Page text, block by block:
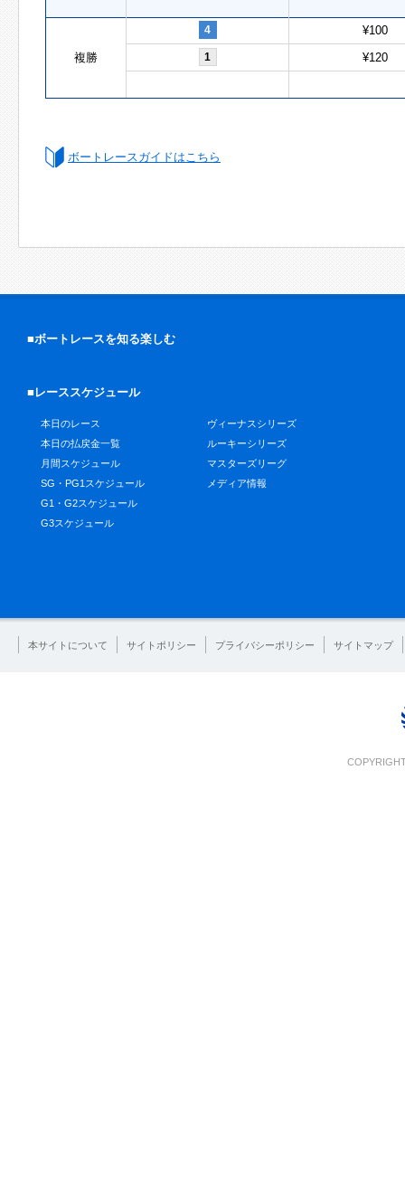
複勝
4 ¥100
1 ¥120
ボートレースガイドはこちら
■ボートレースを知る楽しむ
■レーススケジュール
本日のレース
本日の払戻金一覧
月間スケジュール
SG・PG1スケジュール
G1・G2スケジュール
G3スケジュール
ヴィーナスシリーズ
ルーキーシリーズ
マスターズリーグ
メディア情報
本サイトについて サイトポリシー プライバシーポリシー サイトマップ